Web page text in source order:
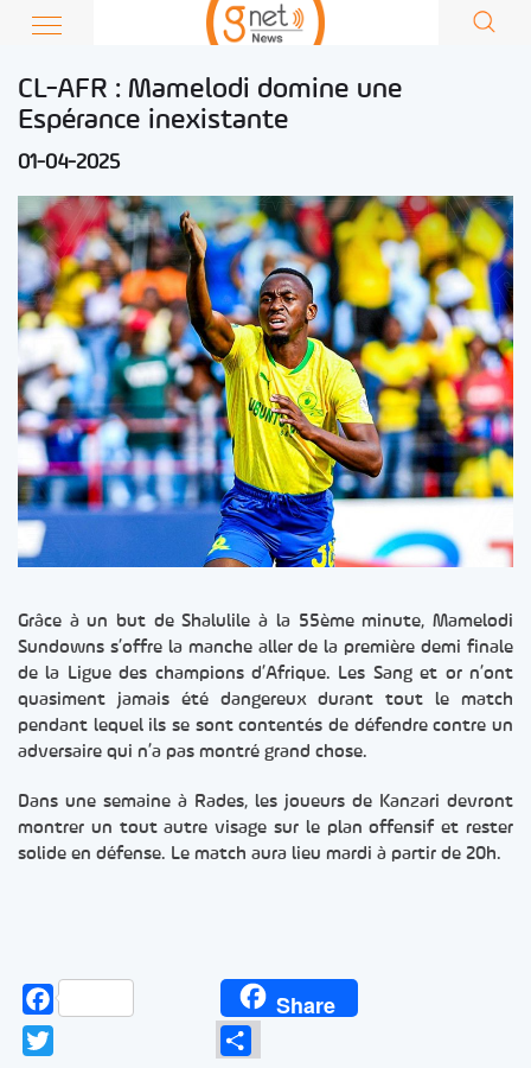
CL-AFR : Mamelodi domine une
Espérance inexistante
01-04-2025
Grâce à un but de Shalulile à la 55ème minute, Mamelodi
Sundowns s’offre la manche aller de la première demi finale
de la Ligue des champions d’Afrique. Les Sang et or n’ont
quasiment jamais été dangereux durant tout le match
pendant lequel ils se sont contentés de défendre contre un
adversaire qui n’a pas montré grand chose.
Dans une semaine à Rades, les joueurs de Kanzari devront
montrer un tout autre visage sur le plan offensif et rester
solide en défense. Le match aura lieu mardi à partir de 20h.
Facebook Share
Partager